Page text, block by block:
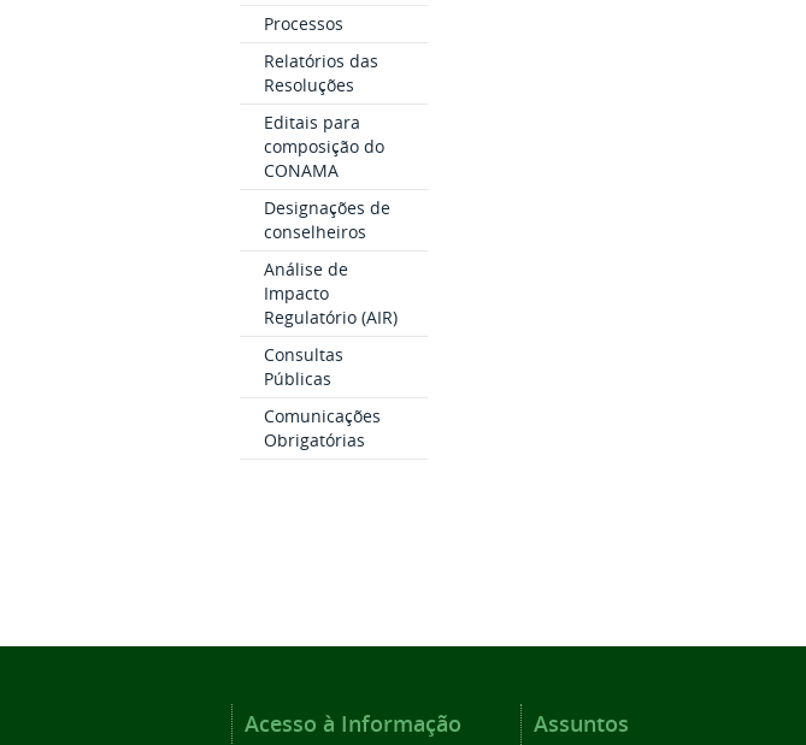
Processos
Relatórios das
Resoluções
Editais para
composição do
CONAMA
Designações de
conselheiros
Análise de
Impacto
Regulatório (AIR)
Consultas
Públicas
Comunicações
Obrigatórias
Acesso à Informação Assuntos